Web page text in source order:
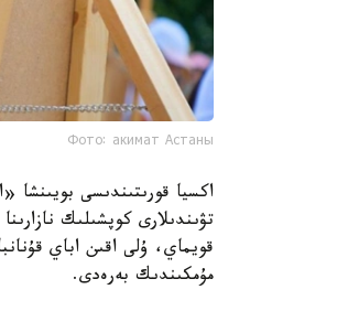
Фото: акимат Астаны
اكسيا قورىتىندىسى بويىنشا
تۋىندىلارى كوپشىلىك
قويماي، ۇلى اقىن اباي
مۇمكىندىك بەرەدى.